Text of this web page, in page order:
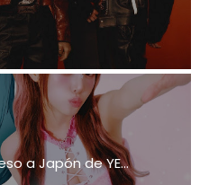
a Japón de YE...